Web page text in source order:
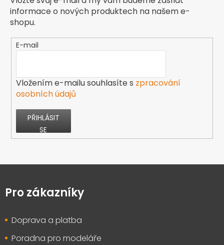
informace o nových produktech na našem e-
shopu.
E-mail
Vložením e-mailu souhlasíte s zpracování
osobních údajů
PŘIHLÁSIT
SE
Z
pPro zákazníky
Doprava a platba
Poradna pro modeláře